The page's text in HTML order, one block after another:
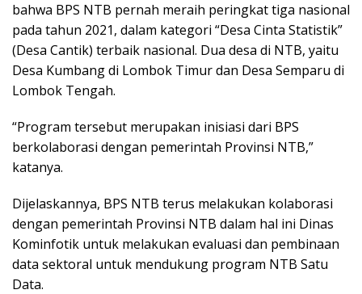
bahwa BPS NTB pernah meraih peringkat tiga nasional
pada tahun 2021, dalam kategori “Desa Cinta Statistik”
(Desa Cantik) terbaik nasional. Dua desa di NTB, yaitu
Desa Kumbang di Lombok Timur dan Desa Semparu di
Lombok Tengah.
“Program tersebut merupakan inisiasi dari BPS
berkolaborasi dengan pemerintah Provinsi NTB,”
katanya.
Dijelaskannya, BPS NTB terus melakukan kolaborasi
dengan pemerintah Provinsi NTB dalam hal ini Dinas
Kominfotik untuk melakukan evaluasi dan pembinaan
data sektoral untuk mendukung program NTB Satu
Data.